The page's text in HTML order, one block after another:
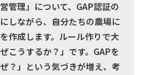
管理」について、GAP認証の
しながら、自分たちの農場に
作成します。ルール作りで大
こうするか？」です。GAPを
？」という気づきが増え、考